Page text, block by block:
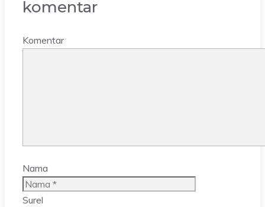
komentar
Komentar
Nama
Surel